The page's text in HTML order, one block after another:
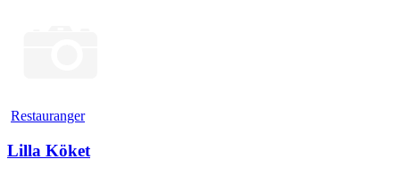
Restauranger
Lilla Köket